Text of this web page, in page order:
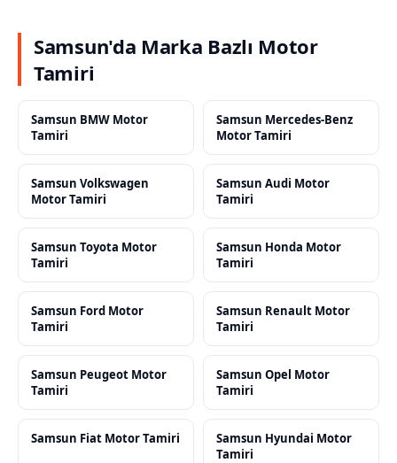
Samsun'da Marka Bazlı Motor
Tamiri
Samsun BMW Motor
Tamiri
Samsun Mercedes-Benz
Motor Tamiri
Samsun Volkswagen
Motor Tamiri
Samsun Audi Motor
Tamiri
Samsun Toyota Motor
Tamiri
Samsun Honda Motor
Tamiri
Samsun Ford Motor
Tamiri
Samsun Renault Motor
Tamiri
Samsun Peugeot Motor
Tamiri
Samsun Opel Motor
Tamiri
Samsun Fiat Motor Tamiri
Samsun Hyundai Motor
Tamiri